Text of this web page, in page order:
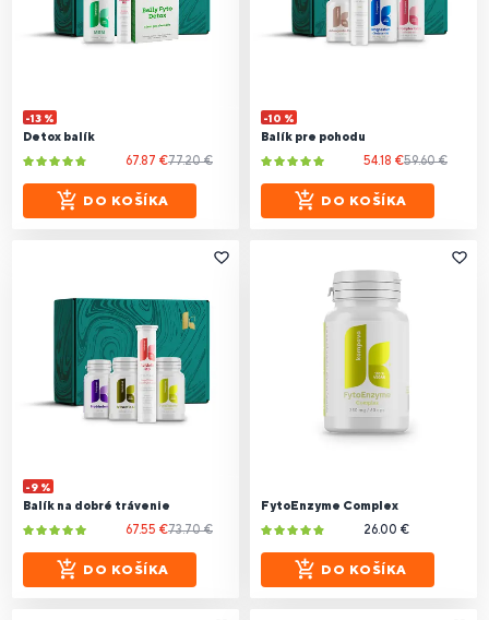
-13 %
Detox balík
77.20 €
67.87 €
DO KOŠÍKA
-10 %
Balík pre pohodu
59.60 €
54.18 €
DO KOŠÍKA
-9 %
Balík na dobré trávenie
73.70 €
67.55 €
DO KOŠÍKA
FytoEnzyme Complex
26.00 €
DO KOŠÍKA